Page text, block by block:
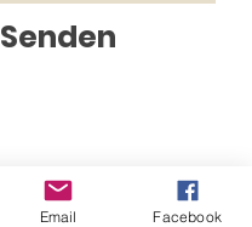
Senden
Email Facebook